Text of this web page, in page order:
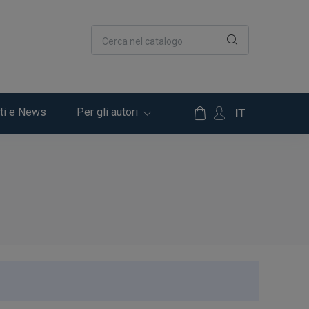
Cerca nel catalogo
e News Per gli autori IT